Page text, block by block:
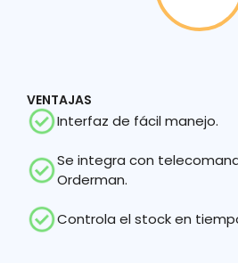
VENTAJAS
Interfaz de fácil manejo.
Se integra con
Orderman.
Controla el stock en